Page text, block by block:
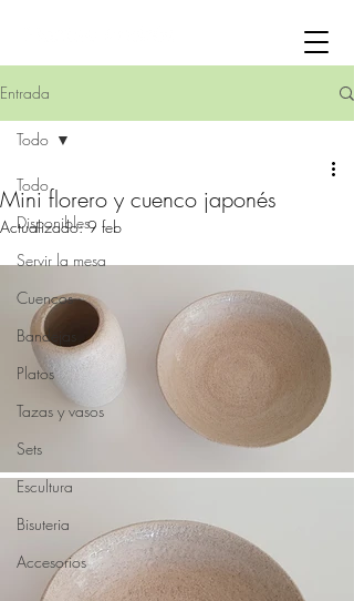
Entrada
Todo
Disponibles
Servir la mesa
Cuencos
Bandejas
Platos
Tazas y vasos
Sets
Escultura
Bisuteria
Accesorios
Todo
Mini florero y cuenco japonés
Actualizado:9 feb